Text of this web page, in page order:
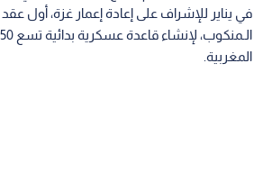
في يناير للإشراف على إعادة إعمار غزة، أول
المغربية.